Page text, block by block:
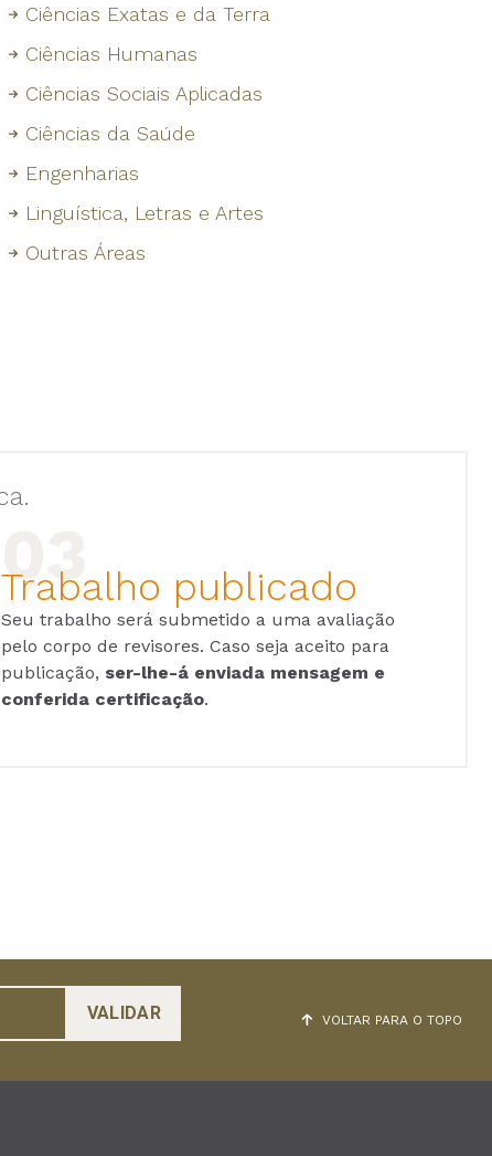
Ciências Exatas e da Terra
Ciências Humanas
Ciências Sociais Aplicadas
Ciências da Saúde
Engenharias
Linguística, Letras e Artes
Outras Áreas
Trabalho publicado
Seu trabalho será submetido a uma avaliação
pelo corpo de revisores. Caso seja aceito para
publicação, ser-lhe-á enviada mensagem e
conferida certificação.
VOLTAR PARA O TOPO